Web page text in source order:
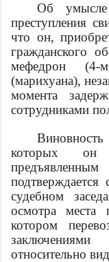
Об умысле
преступления
что он,
гражданского
мефедрон (4-
(марихуана),
момента
сотрудниками
которых он
судебном
осмотра места
котором
заключениями
относительно